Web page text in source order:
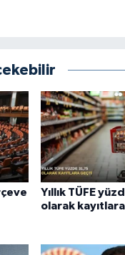
Yıllık TÜFE
olarak